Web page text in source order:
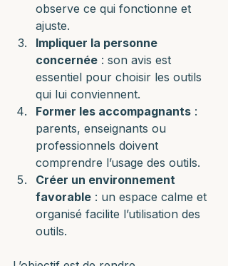
observe ce qui fonctionne et
ajuste.
Impliquer la personne
concernée : son avis est
essentiel pour choisir les outils
qui lui conviennent.
Former les accompagnants :
parents, enseignants ou
professionnels doivent
comprendre l’usage des outils.
Créer un environnement
favorable : un espace calme et
organisé facilite l’utilisation des
outils.